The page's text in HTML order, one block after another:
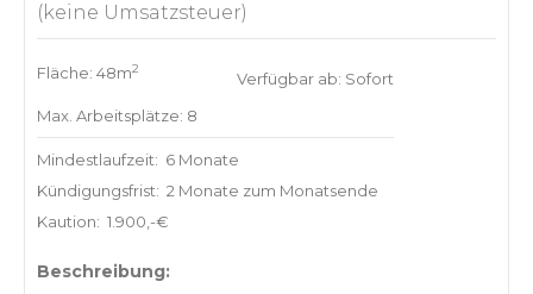
(keine Umsatzsteuer)
Fläche: 48m2
Max. Arbeitsplätze: 8
Verfügbar ab: Sofort
Mindestlaufzeit: 6 Monate
Kündigungsfrist: 2 Monate zum Monatsende
Kaution: 1.900,-€
Beschreibung: